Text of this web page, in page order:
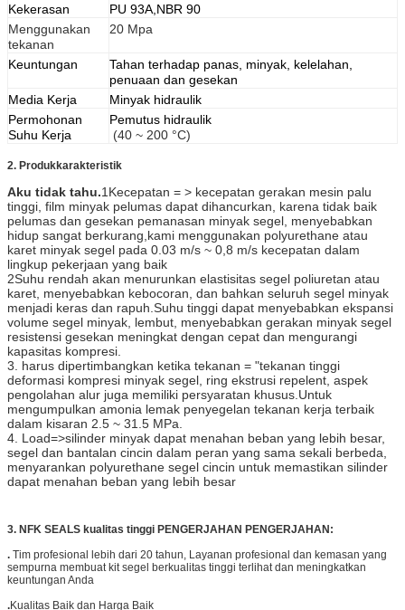
Kekerasan
PU 93A,NBR 90
Menggunakan
tekanan
20 Mpa
Keuntungan
Tahan terhadap panas, minyak, kelelahan,
penuaan dan gesekan
Media Kerja
Minyak hidraulik
Permohonan
Suhu Kerja
Pemutus hidraulik
(40 ~ 200 °C)
2. Produkkarakteristik
Aku tidak tahu.1Kecepatan = > kecepatan gerakan mesin palu
tinggi, film minyak pelumas dapat dihancurkan, karena tidak baik
pelumas dan gesekan pemanasan minyak segel, menyebabkan
hidup sangat berkurang,kami menggunakan polyurethane atau
karet minyak segel pada 0.03 m/s ~ 0,8 m/s kecepatan dalam
lingkup pekerjaan yang baik
2Suhu rendah akan menurunkan elastisitas segel poliuretan atau
karet, menyebabkan kebocoran, dan bahkan seluruh segel minyak
menjadi keras dan rapuh.Suhu tinggi dapat menyebabkan ekspansi
volume segel minyak, lembut, menyebabkan gerakan minyak segel
resistensi gesekan meningkat dengan cepat dan mengurangi
kapasitas kompresi.
3. harus dipertimbangkan ketika tekanan = "tekanan tinggi
deformasi kompresi minyak segel, ring ekstrusi repelent, aspek
pengolahan alur juga memiliki persyaratan khusus.Untuk
mengumpulkan amonia lemak penyegelan tekanan kerja terbaik
dalam kisaran 2.5 ~ 31.5 MPa.
4. Load=>silinder minyak dapat menahan beban yang lebih besar,
segel dan bantalan cincin dalam peran yang sama sekali berbeda,
menyarankan polyurethane segel cincin untuk memastikan silinder
dapat menahan beban yang lebih besar
3. NFK SEALS kualitas tinggi PENGERJAHAN PENGERJAHAN:
. Tim profesional lebih dari 20 tahun, Layanan profesional dan kemasan yang
sempurna membuat kit segel berkualitas tinggi terlihat dan meningkatkan
keuntungan Anda
.Kualitas Baik dan Harga Baik